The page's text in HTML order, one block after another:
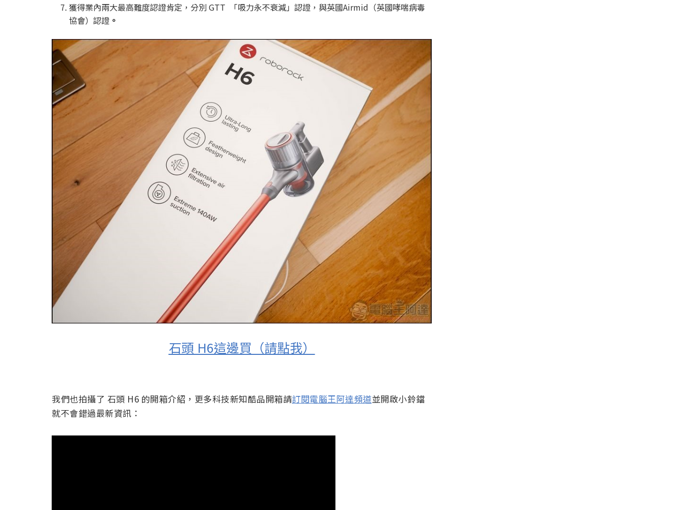
獲得業內兩大最高難度認證肯定，分別 GTT 「吸力永不衰減」認證，與英國Airmid（英國哮喘病毒
協會）認證 。
石頭 H6這邊買（請點我）
我們也拍攝了 石頭 H6 的開箱介紹，更多科技新知酷品開箱請訂閱電腦王阿達頻道並開啟小鈴鐺
就不會錯過最新資訊：